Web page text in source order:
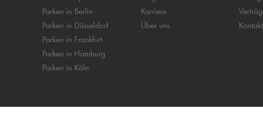
Parken in Berlin
Parken in Düsseldorf
Parken in Frankfurt
Parken in Hamburg
Parken in Köln
Karriere
Über uns
Kontakt